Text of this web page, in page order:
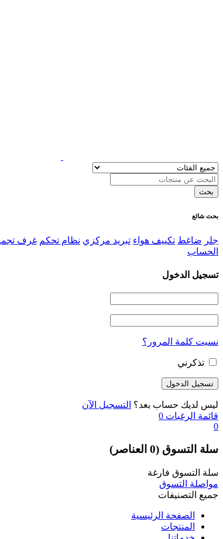
بحث شائع
جلر ضاغط تكييف هواء تبريد مركزي نظام تحكم غرف
الحساب
تسجيل الدخول
نسيت كلمة المرور؟
تذكرني
ليس لديك حساب بعد؟ التسجيل الآن
قائمة الرغبات 0
0
سلة التسوق (0 العناصر)
سلة التسوق فارغة
مواصلة التسوق
جميع التصنيفات
الصفحة الرئيسية
المنتجات